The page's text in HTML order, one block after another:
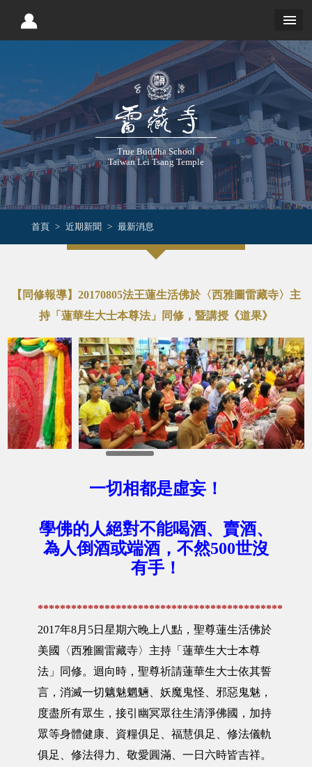
True Buddha School
Taiwan Lei Tsang Temple
首頁 近期新聞 最新消息
【同修報導】20170805法王蓮生活佛於〈西雅圖雷藏寺〉主
持「蓮華生大士本尊法」同修，暨講授《道果》
一切相都是虛妄！
學佛的人絕對不能喝酒、賣酒、
為人倒酒或端酒，不然500世沒
有手！
********************************************
2017年8月5日星期六晚上八點，聖尊蓮生活佛於
美國〈西雅圖雷藏寺〉主持「蓮華生大士本尊
法」同修。迴向時，聖尊祈請蓮華生大士依其誓
言，消滅一切魑魅魍魎、妖魔鬼怪、邪惡鬼魅，
度盡所有眾生，接引幽冥眾往生清淨佛國，加持
眾等身體健康、資糧俱足、福慧俱足、修法儀軌
俱足、修法得力、敬愛圓滿、一日六時皆吉祥。